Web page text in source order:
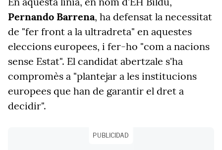
Pernando Barrena, ha defensat la necessitat
de "fer front a la ultradreta" en aquestes
eleccions europees, i fer-ho "com a nacions
sense Estat". El candidat abertzale s'ha
compromès a "plantejar a les institucions
europees que han de garantir el dret a
decidir".
PUBLICIDAD